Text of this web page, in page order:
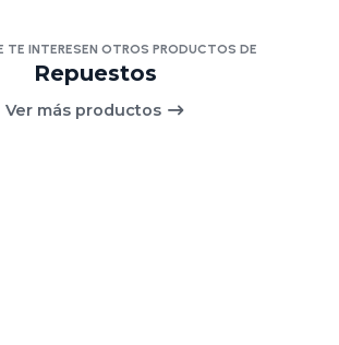
TE INTERESEN OTROS PRODUCTOS DE
Repuestos
Ver más productos